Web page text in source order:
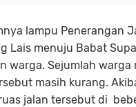
lampu Penerangan
Lais menuju Babat
warga. Sejumlah warga
masih kurang.
jalan tersebut di